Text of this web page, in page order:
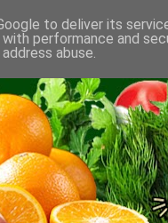
to deliver its
with performance and
abuse.